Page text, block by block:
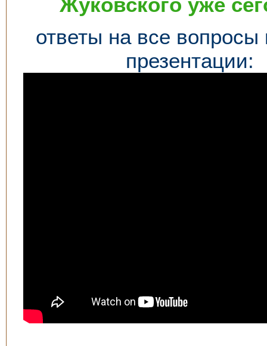
Жуковского уже
ответы на все
презентации: